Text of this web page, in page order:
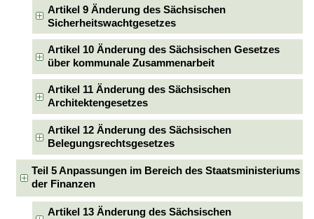
Artikel 9 Änderung des Sächsischen
Sicherheitswachtgesetzes
Artikel 10 Änderung des Sächsischen Gesetzes
über kommunale Zusammenarbeit
Artikel 11 Änderung des Sächsischen
Architektengesetzes
Artikel 12 Änderung des Sächsischen
Belegungsrechtsgesetzes
Teil 5 Anpassungen im Bereich des Staatsministeriums
der Finanzen
Artikel 13 Änderung des Sächsischen